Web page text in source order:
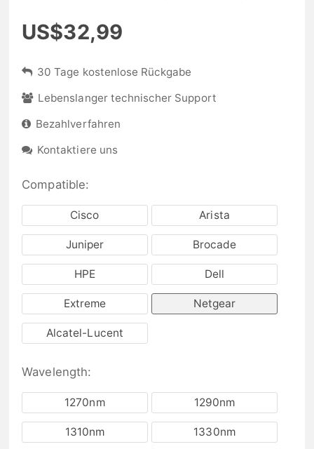
US$32,99
30 Tage kostenlose Rückgabe
Lebenslanger technischer Support
Bezahlverfahren
Kontaktiere uns
Compatible:
Cisco Arista
Juniper Brocade
HPE Dell
Extreme Netgear
Alcatel-Lucent
Wavelength:
1270nm 1290nm
1310nm 1330nm